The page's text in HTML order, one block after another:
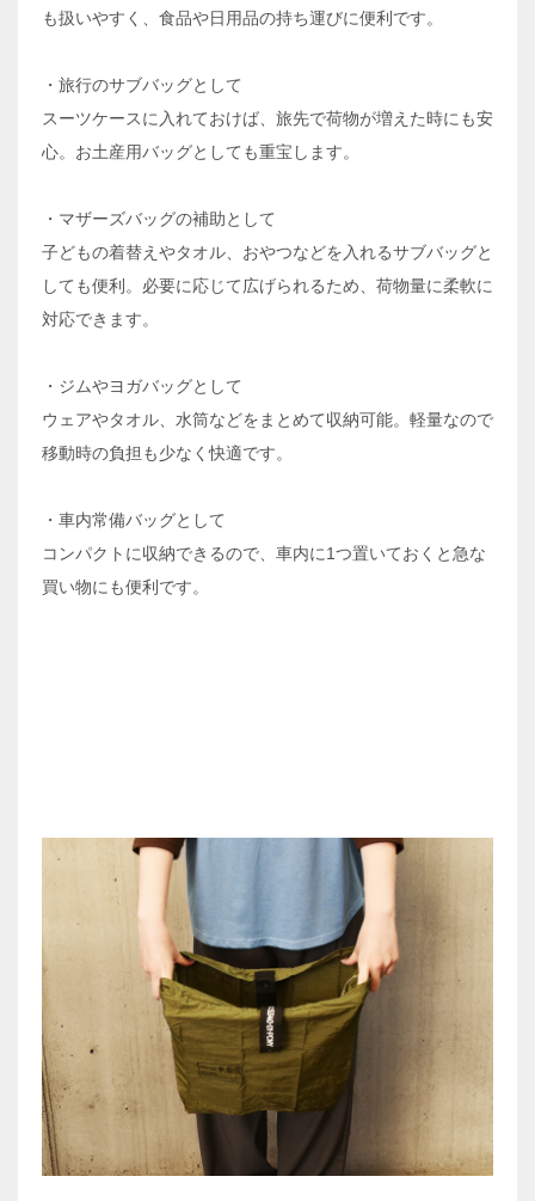
も扱いやすく、食品や日用品の持ち運びに便利です。
・旅行のサブバッグとして
スーツケースに入れておけば、旅先で荷物が増えた時にも安
心。お土産用バッグとしても重宝します。
・マザーズバッグの補助として
子どもの着替えやタオル、おやつなどを入れるサブバッグと
しても便利。必要に応じて広げられるため、荷物量に柔軟に
対応できます。
・ジムやヨガバッグとして
ウェアやタオル、水筒などをまとめて収納可能。軽量なので
移動時の負担も少なく快適です。
・車内常備バッグとして
コンパクトに収納できるので、車内に1つ置いておくと急な
買い物にも便利です。